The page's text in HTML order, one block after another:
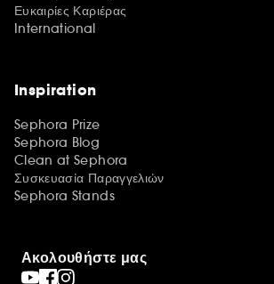
Ευκαιρίες Καριέρας
International
Inspiration
Sephora Prize
Sephora Blog
Clean at Sephora
Συσκευασία Παραγγελιών
Sephora Stands
Ακολουθήστε μας